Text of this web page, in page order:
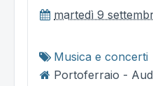
martedì 9
Musica e concerti
Portoferraio -